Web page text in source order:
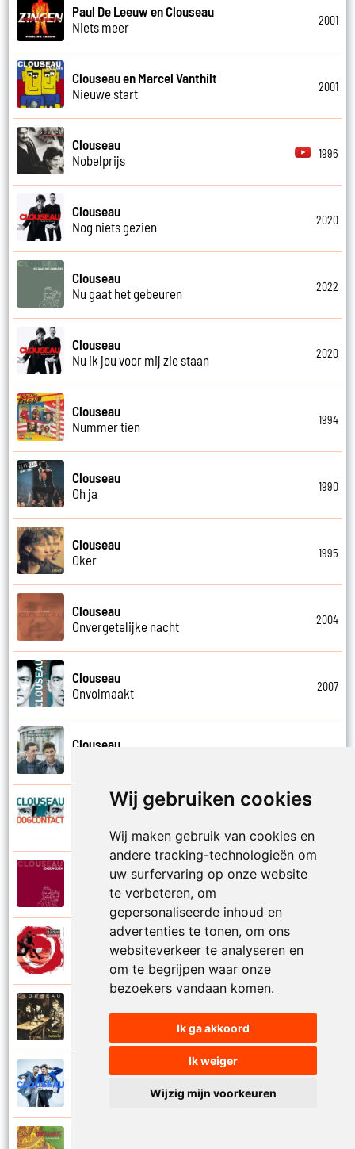
Wij gebruiken cookies
Wij maken gebruik van cookies en
andere tracking-technologieën om
uw surfervaring op onze website
te verbeteren, om
gepersonaliseerde inhoud en
advertenties te tonen, om ons
websiteverkeer te analyseren en
om te begrijpen waar onze
bezoekers vandaan komen.
Ik ga akkoord
Ik weiger
Wijzig mijn voorkeuren
Paul De Leeuw en Clouseau
Niets meer
2001
Clouseau en Marcel Vanthilt
Nieuwe start
2001
Clouseau
Nobelprijs
1996
Clouseau
Nog niets gezien
2020
Clouseau
Nu gaat het gebeuren
2022
Clouseau
Nu ik jou voor mij zie staan
2020
Clouseau
Nummer tien
1994
Clouseau
Oh ja
1990
Clouseau
Oker
1995
Clouseau
Onvergetelijke nacht
2004
Clouseau
Onvolmaakt
2007
Clouseau
Clouseau
Clouseau
Over morgen
Clouseau
Clouseau